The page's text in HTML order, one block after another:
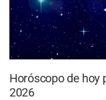
Horóscopo de hoy
2026